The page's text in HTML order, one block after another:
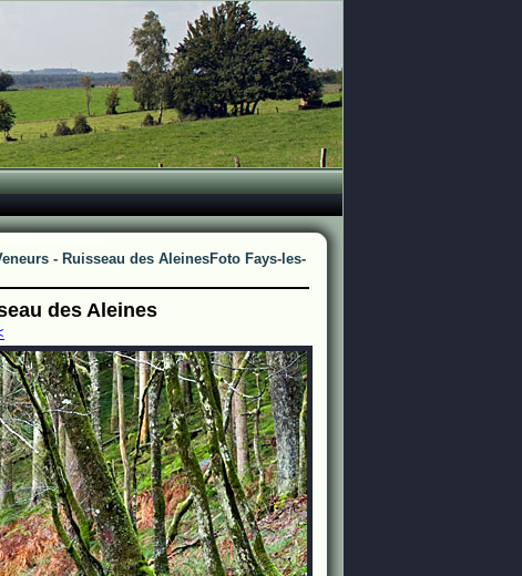
- Ruisseau des AleinesFoto Fays-les-
des Aleines